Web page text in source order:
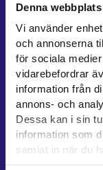
Denna
Vi använder
och annonserna
för sociala
vidarebefordrar
information från
annons- och
Dessa kan i sin
information som
samlat in när du
Min karriärstig
Lediga
Information
Kundservice